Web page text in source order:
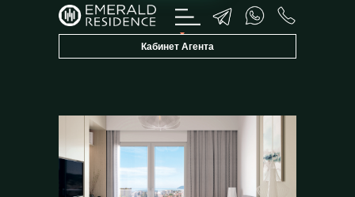
Кабинет Агента
Emerald Invest